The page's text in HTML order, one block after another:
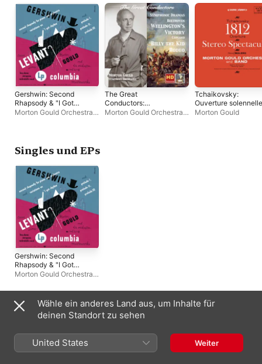
Gershwin: Second
Rhapsody & "I Got
Rhythm" Variations
Morton Gould Orchestra,
The Great
Conductors:
Symphonic Dramas -
Morton Gould Orchestra,
Tchaikovsky:
Ouverture solennelle
"1812", Op. 49 -
Morton Gould
Singles und EPs
Gershwin: Second
Rhapsody & "I Got
Rhythm" Variations
Morton Gould Orchestra,
Levant
Compilations
Wähle ein anderes Land aus, um Inhalte für
deinen Standort zu sehen
United States Weiter